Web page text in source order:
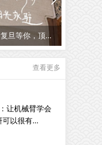
旦等你，顶...
查看更多
让机械臂学会
可以很有...